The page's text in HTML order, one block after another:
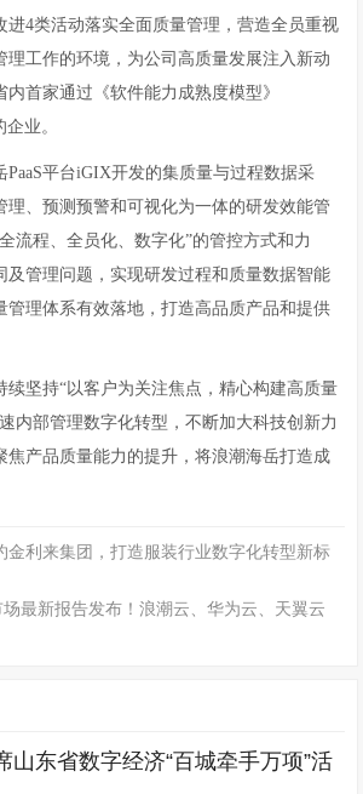
进4类活动落实全面质量管理，营造全员重视
理工作的环境，为公司高质量发展注入新动
首家通过《软件能力成熟度模型》
业。
PaaS平台iGIX开发的集质量与过程数据采
理、预测预警和可视化为一体的研发效能管
流程、全员化、数字化”的管控方式和力
及管理问题，实现研发过程和质量数据智能
管理体系有效落地，打造高品质产品和提供
续坚持“以客户为关注焦点，精心构建高质量
内部管理数字化转型，不断加大科技创新力
焦产品质量能力的提升，将浪潮海岳打造成
金利来集团，打造服装行业数字化转型新标
最新报告发布！浪潮云、华为云、天翼云
山东省数字经济“百城牵手万项”活